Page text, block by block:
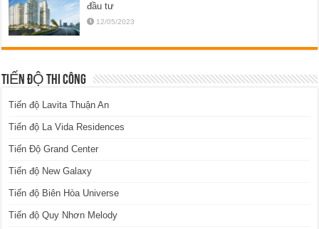
đầu tư
12/05/2023
TIẾN ĐỘ THI CÔNG
Tiến độ Lavita Thuận An
Tiến độ La Vida Residences
Tiến Độ Grand Center
Tiến độ New Galaxy
Tiến độ Biên Hòa Universe
Tiến độ Quy Nhơn Melody